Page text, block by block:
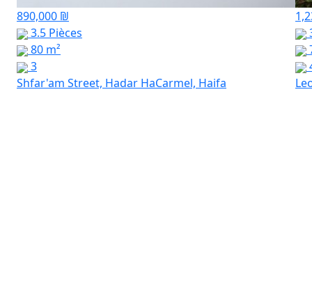
890,000 ₪
3.5 Pièces
80 m²
3
Shfar'am Street, Hadar HaCarmel, Haifa